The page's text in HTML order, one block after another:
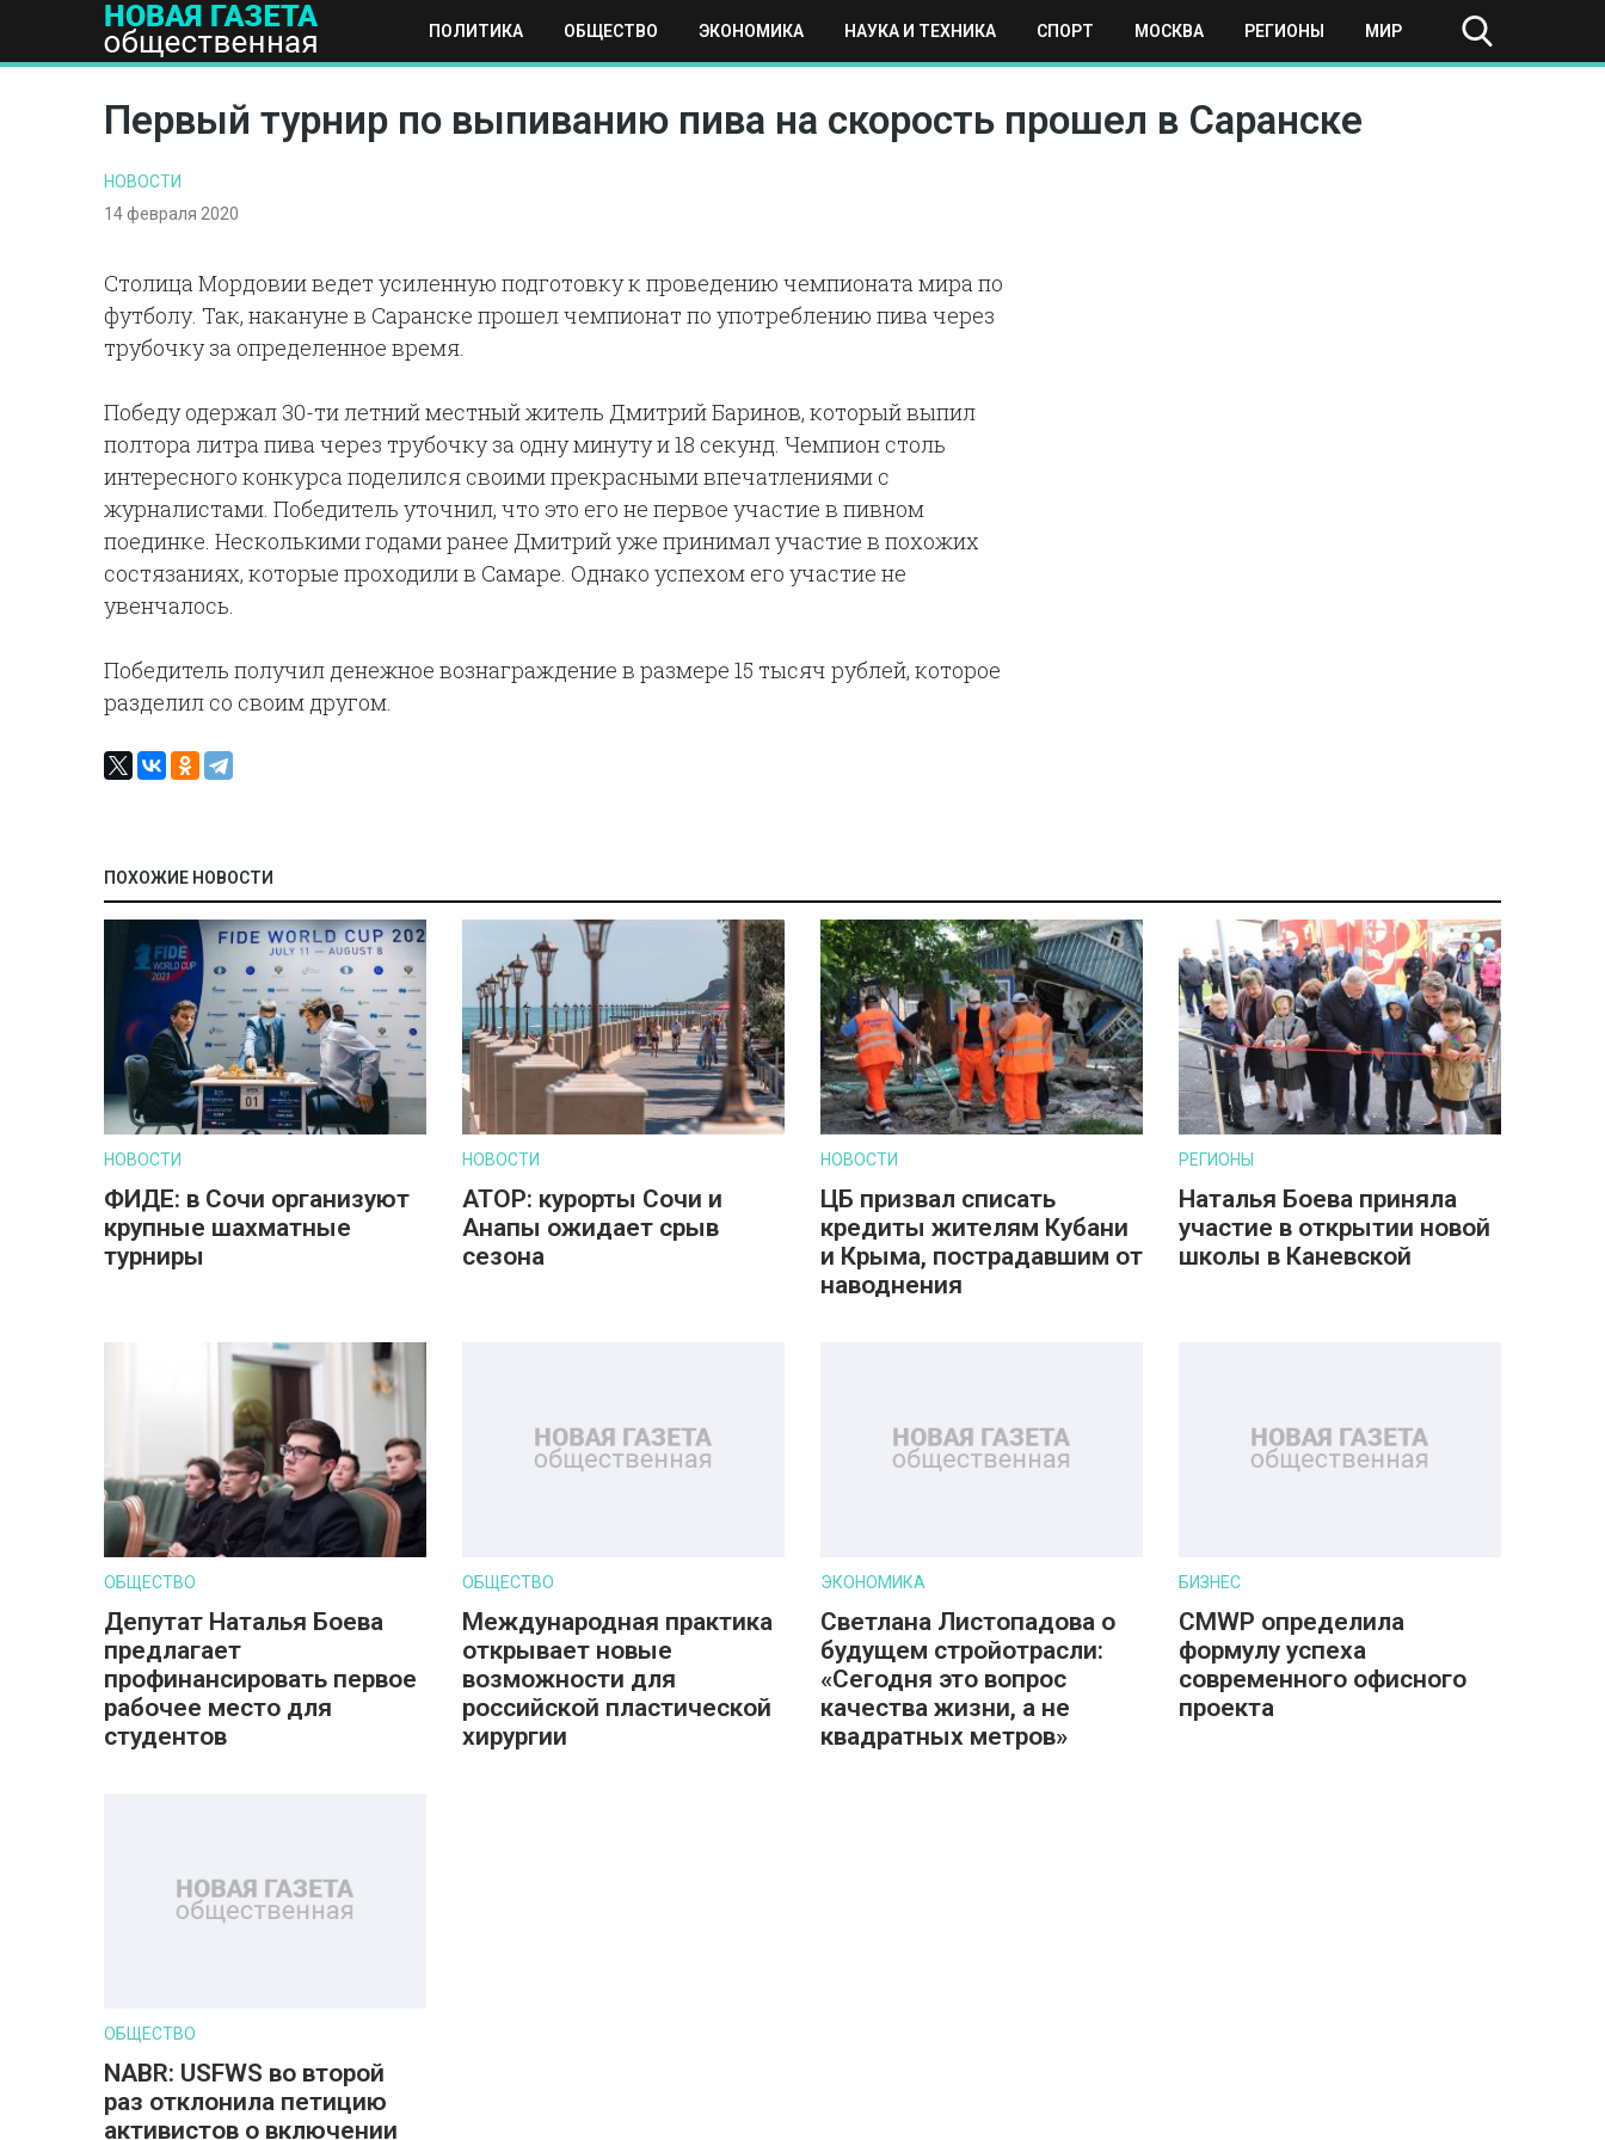
ПОЛИТИКА ОБЩЕСТВО ЭКОНОМИКА НАУКА И ТЕХНИКА СПОРТ МОСКВА РЕГИОНЫ МИР
ПОЛИТИКА ОБЩЕСТВО ЭКОНОМИКА НАУКА И ТЕХНИКА СПОРТ МОСКВА РЕГИОНЫ МИР
Первый турнир по выпиванию пива на скорость прошел в Саранске
НОВОСТИ
14 февраля 2020
Столица Мордовии ведет усиленную подготовку к проведению чемпионата мира по
футболу. Так, накануне в Саранске прошел чемпионат по употреблению пива через
трубочку за определенное время.
Победу одержал 30-ти летний местный житель Дмитрий Баринов, который выпил
полтора литра пива через трубочку за одну минуту и 18 секунд. Чемпион столь
интересного конкурса поделился своими прекрасными впечатлениями с
журналистами. Победитель уточнил, что это его не первое участие в пивном
поединке. Несколькими годами ранее Дмитрий уже принимал участие в похожих
состязаниях, которые проходили в Самаре. Однако успехом его участие не
увенчалось.
Победитель получил денежное вознаграждение в размере 15 тысяч рублей, которое
разделил со своим другом.
ПОХОЖИЕ НОВОСТИ
НОВОСТИ
ФИДЕ: в Сочи организуют
крупные шахматные
турниры
НОВОСТИ
АТОР: курорты Сочи и
Анапы ожидает срыв
сезона
НОВОСТИ
ЦБ призвал списать
кредиты жителям Кубани
и Крыма, пострадавшим от
наводнения
РЕГИОНЫ
Наталья Боева приняла
участие в открытии новой
школы в Каневской
ОБЩЕСТВО
Депутат Наталья Боева
предлагает
профинансировать первое
рабочее место для
студентов
ОБЩЕСТВО
Международная практика
открывает новые
возможности для
российской пластической
хирургии
ЭКОНОМИКА
Светлана Листопадова о
будущем стройотрасли:
«Сегодня это вопрос
качества жизни, а не
квадратных метров»
БИЗНЕС
CMWP определила
формулу успеха
современного офисного
проекта
ОБЩЕСТВО
NABR: USFWS во второй
раз отклонила петицию
активистов о включении